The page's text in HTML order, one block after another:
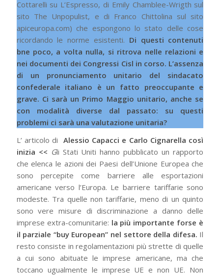
Cottarelli su L’Espresso, di Emily Chamblee-Wrigth sul
sito The Unpopulist, e di Franco Chittolina sul sito
apiceuropa.com) che espongono lo stato delle cose
ricordando le norme esistenti. Di questi contenuti
bne poco, a volta nulla, si ritrova nelle relazioni e
nei documenti dei Congressi Cisl in corso. L’assenza
di un pronunciamento unitario del sindacato
confederale italiano è un fatto preoccupante e
grave. Ci sarà un Primo Maggio unitario, anche se
con modalità diverse dal passato: su questi
problemi ci sarà una valutazione unitaria?
L’ articolo di Alessio Capacci e Carlo Cignarella così
inizia << Gli Stati Uniti hanno pubblicato un rapporto
che elenca le azioni dei Paesi dell’Unione Europea che
sono percepite come barriere alle esportazioni
americane verso l’Europa. Le barriere tariffarie sono
modeste. Tra quelle non tariffarie, meno di un quinto
sono vere misure di discriminazione a danno delle
imprese extra-comunitarie: la più importante forse è
il parziale “buy European” nel settore della difesa. Il
resto consiste in regolamentazioni più strette di quelle
a cui sono abituate le imprese americane, ma che
toccano ugualmente le imprese UE e non UE. Non